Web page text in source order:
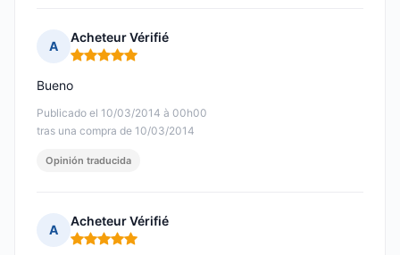
A
Acheteur Vérifié
Nota: 5 de 5
Publicado el 10/03/2014 à 00h00
tras una compra de 10/03/2014
Bueno
Opinión traducida
A
Acheteur Vérifié
Nota: 5 de 5